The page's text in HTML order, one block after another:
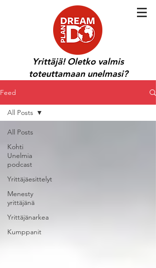
Yrittäjä! Oletko valmis
toteuttamaan unelmasi?
Feed
All Posts
Kohti
Unelmia
podcast
Yrittäjäesittelyt
Menesty
yrittäjänä
Yrittäjänarkea
Kumppanit
All Posts